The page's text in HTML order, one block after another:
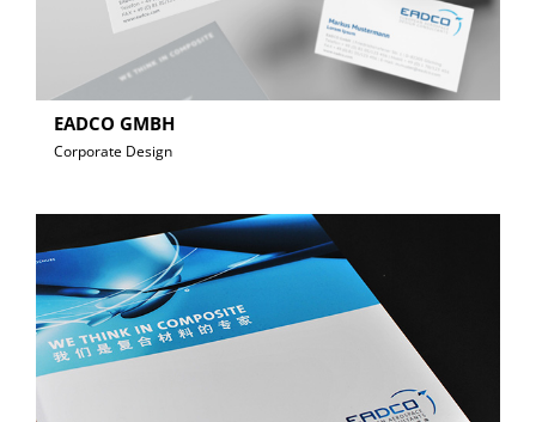
EADCO GMBH
Corporate Design